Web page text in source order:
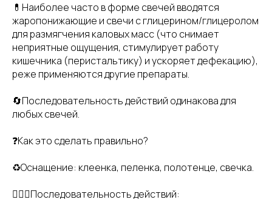
💊Наиболее часто в форме свечей вводятся
жаропонижающие и свечи с глицерином/глицеролом
для размягчения каловых масс (что снимает
неприятные ощущения, стимулирует работу
кишечника (перистальтику) и ускоряет дефекацию),
реже применяются другие препараты.
🔄Последовательность действий одинакова для
любых свечей.
❓Как это сделать правильно?
♻️Оснащение: клеенка, пеленка, полотенце, свечка.
👩🏼‍⚕️Последовательность действий: